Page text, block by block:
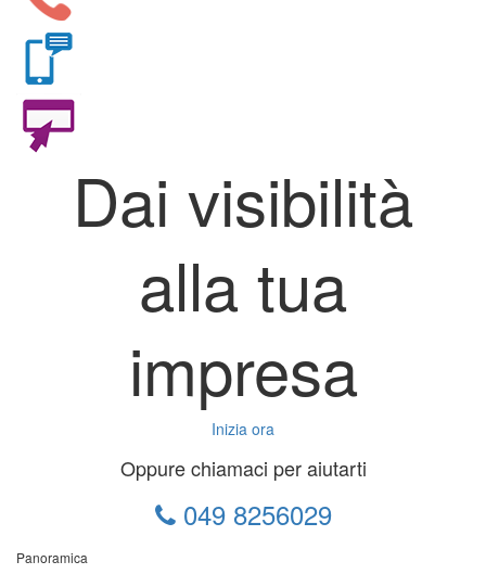
Dai visibilità
alla tua
impresa
Inizia ora
Oppure chiamaci per aiutarti
049 8256029
Panoramica